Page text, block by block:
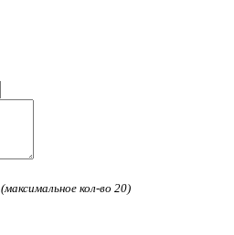
(максимальное кол-во 20)